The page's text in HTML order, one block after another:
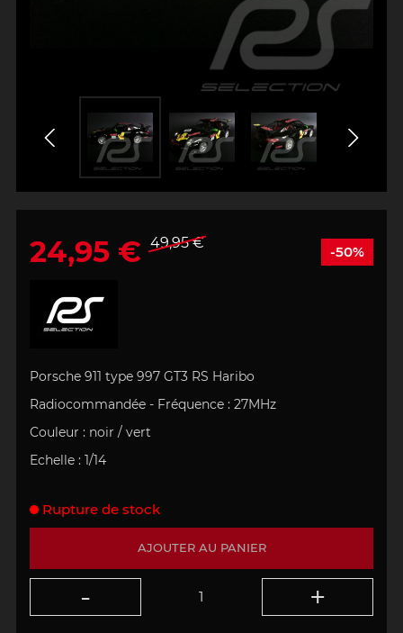
24,95 € 49,95 € -50%
Porsche 911 type 997 GT3 RS Haribo
Radiocommandée - Fréquence : 27MHz
Couleur : noir / vert
Echelle : 1/14
AJOUTER AU PANIER
Rupture de stock